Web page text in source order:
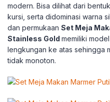
modern. Bisa dilihat dari
kursi, serta didominasi warna
dan permukaan Set Meja
Stainless Gold memiliki
lengkungan ke atas sehingga
tidak monoton.